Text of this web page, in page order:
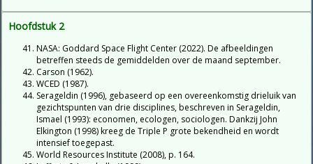
Hoofdstuk 2
NASA: Goddard Space Flight Center (2022). De afbeeldingen
betreffen steeds de gemiddelden over de maand september.
Carson (1962).
WCED (1987).
Serageldin (1996), gebaseerd op een overeenkomstig drieluik van
gezichtspunten van drie disciplines, beschreven in Serageldin,
Ismael (1993): economen, ecologen, sociologen. Dankzij John
Elkington (1998) kreeg de Triple P grote bekendheid en wordt
intensief toegepast.
World Resources Institute (2008), p. 164.